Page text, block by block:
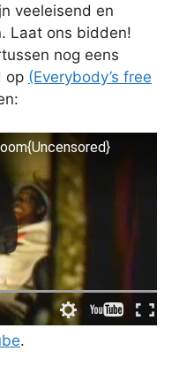
veeleisend en
Laat ons bidden!
nog eens
op (Everybody’s free
.